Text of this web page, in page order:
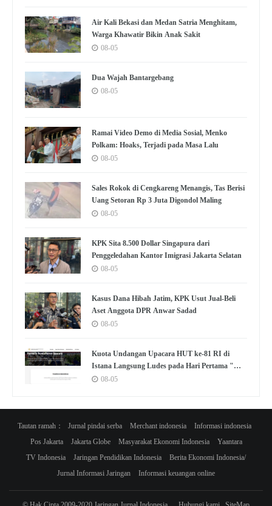
Air Kali Bekasi dan Medan Satria Menghitam,
Warga Khawatir Bikin Anak Sakit
08-05
Dua Wajah Bantargebang
08-05
Ramai Video Demo di Media Sosial, Menko
Polkam: Hoaks, Terjadi pada Masa Lalu
08-05
Sales Rokok di Cengkareng Menangis, Tas Berisi
Uang Setoran Rp 3 Juta Digondol Maling
08-05
KPK Sita 8.500 Dollar Singapura dari
Penggeledahan Kantor Imigrasi Jakarta Selatan
08-05
Kasus Dana Hibah Jatim, KPK Usut Jual-Beli
Aset Anggota DPR Anwar Sadad
08-05
Kuota Undangan Upacara HUT ke-81 RI di
Istana Langsung Ludes pada Hari Pertama "War
Tiket"
08-05
Tautan ramah： Jurnal pindai serba Merchant indonesia
Informasi indonesia
Pos Jakarta
Jakarta Globe Masyarakat Ekonomi Indonesia
Yaantara
TV Indonesia
Jaringan Pendidikan Indonesia
Berita Ekonomi Indonesia/
Jurnal Informasi Jaringan
Informasi keuangan online